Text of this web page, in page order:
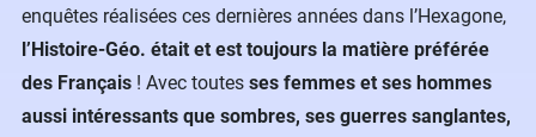
enquêtes réalisées ces dernières années dans l’Hexagone,
l’Histoire-Géo. était et est toujours la matière préférée
des Français ! Avec toutes ses femmes et ses hommes
aussi intéressants que sombres, ses guerres sanglantes,